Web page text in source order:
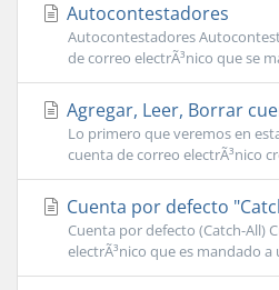
Autocontestadores
Autocontestadores
de correo electrÃ³nico que se
Agregar, Leer, Borrar
Lo primero que veremos en
cuenta de correo electrÃ³nico
Cuenta por defecto
Cuenta por defecto (Catch-All)
electrÃ³nico que es mandado a